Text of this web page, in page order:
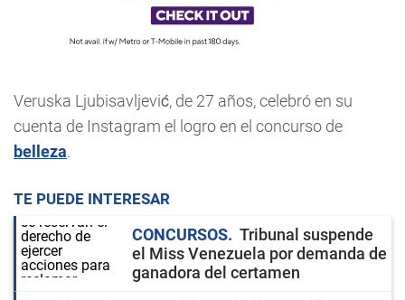
Veruska Ljubisavljević, de 27 años, celebró en su
cuenta de Instagram el logro en el concurso de
belleza.
TE PUEDE INTERESAR
CONCURSOS
Tribunal suspende
el Miss Venezuela por demanda de
ganadora del certamen